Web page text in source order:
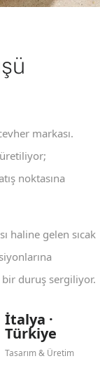
markası.
noktasına
haline gelen sıcak
bir duruş sergiliyor.
İtalya ·
Türkiye
Tasarım & Üretim